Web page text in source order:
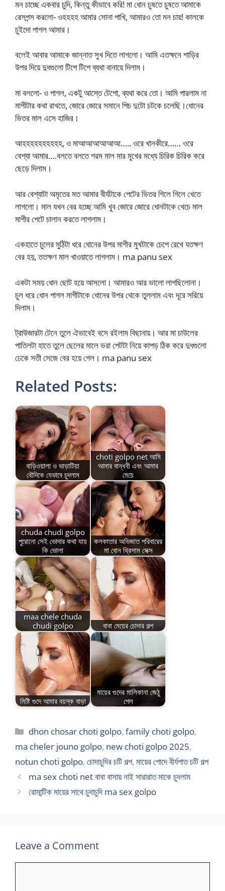
মন চাচ্ছে একবার চুদি, কিন্তু কীভাবে করি! মা ধোন চুষতে চুষতে আমাকে
রেসপন্স করলো- ওহহহহ আমার সোনা পাখি, আমারও তো মন চায়! কালকে
চুইদো পাগল আমার।
বলেই আবার আমাকে জান্নাত সুখ দিতে লাগলো। আমি এতক্ষনে শাড়ির
উপর দিয়ে দুধগুলো টিপে টিপে ব্যথা বানায়ে দিলাম।
মা বললো- ও পাগল, একটু আস্তে টেপো, ব্যথা করে তো। আমি পারলাম না
মাগীটার কথা রাখতে, জোরে জোরে সমানে পিচ দুটো চটকে চলেছি।ধোনের
ভিতর মাল এসে হাজির।
আহহহহহহহহহহ, ও মাআআআআআআ….. ওরে খানকীরে…… ওরে
বেশ্যা আমার….বলতে বলতে গরম মাল মার মুখের মধ্যে চিরিক চিরিক করে
ছেড়ে দিলাম।
আর বেশ্যাটা অমৃতের মত আমার বীর্যটাকে পেটের ভিতর গিলে গিলে খেতে
লাগলো। মাল যখন বের হচ্ছে আমি খুব জোরে জোরে ধোনটাকে খেচে মাল
মাগীর পেটে চালান করতে লাগলাম।
একহাতে চুলের মুঠিটা ধরে ধোনের উপর মাগীর মুখটাকে চেপে রেখে যতক্ষণ
বের হয়, ততক্ষণ মাল খাওয়াতে লাগলাম। ma panu sex
একটা সময় ধোন ছোট হয়ে আসলো। আমারও আর ভালো লাগছিলোনা।
চুল ধরে ধোন পাগল মাগীটাকে ধোনের উপর থেকে তুললাম এবং দূরে সরিয়ে
দিলাম।
ট্রাউজারটা টেনে তুলে ঐভাবেই বসে রইলাম বিছানায়। আর মা চাউলের
পাতিলটা হাতে তুলে ছেলের মালে ভরা পেটটা নিয়ে কাপড় ঠিক করে দুধগুলো
ঢেকে সতী সেজে বের হয়ে গেল। ma panu sex
Related Posts:
বাড়িওয়ালা ও ভাড়াটিয়া
বৌদিকে যেভাবে চুদলাম
choti golpo net আমি
আমার বান্ধবী এবং আমার
মেয়ে
chuda chudi golpo
পুরোনো সেই ভোদার কথা যায়
কি ভোলা
কলকাতার অভিজাত পরিবারের
মা বোন থ্রিসাম সেক্স
maa chele chuda
chudi golpo
বাবা মেয়ের চোদার গল্প
মিষ্টি গুদে আমার বয়স্ক বাড়া
মায়ের গুদের মালিকানা জেঠু
পেল
Categories
dhon chosar choti golpo,family choti golpo,
ma cheler jouno golpo, new choti golpo 2025,
notun choti golpo, চোদাচুদির চটি গল্প, মায়ের পোদে বীর্যপাত চটি গল্প
ma sex choti net বাবা বাসায় নাই সারারাত মাকে চুদলাম
রোমান্টিক মায়ের সাথে চুদাচুদি ma sex golpo
Leave a Comment